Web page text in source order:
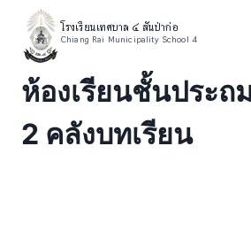
โรงเรียนเทศบาล ๔ สันป่าก่อ
Chiang Rai Municipality School 4
ห้องเรียนชั้นประถ
2 คลังบทเรียน